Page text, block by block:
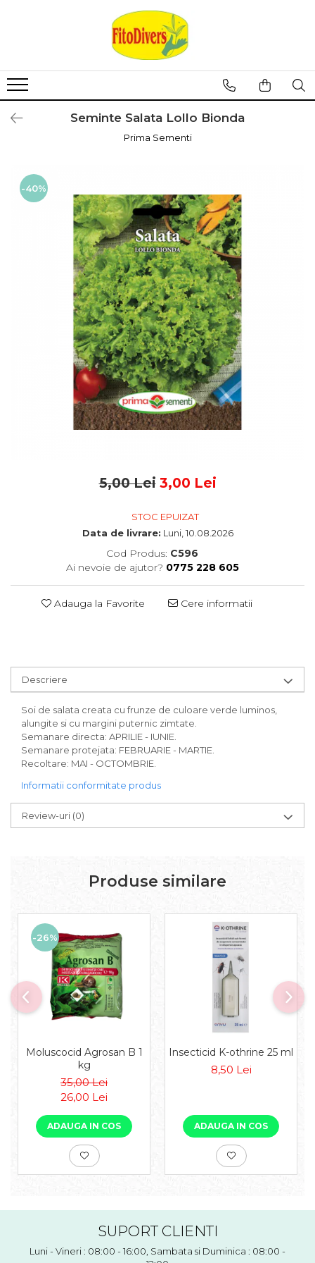
Seminte Salata Lollo Bionda
Prima Sementi
-40%
5,00 Lei 3,00 Lei
STOC EPUIZAT
Data de livrare: Luni, 10.08.2026
Cod Produs: C596
Ai nevoie de ajutor? 0775 228 605
Adauga la Favorite Cere informatii
Descriere
Soi de salata creata cu frunze de culoare verde luminos,
alungite si cu margini puternic zimtate.
Semanare directa: APRILIE - IUNIE.
Semanare protejata: FEBRUARIE - MARTIE.
Recoltare: MAI - OCTOMBRIE.
Informatii conformitate produs
Review-uri (0)
Produse similare
-26%
Moluscocid Agrosan B 1
kg
35,00 Lei
26,00 Lei
ADAUGA IN COS
Insecticid K-othrine 25 ml
8,50 Lei
ADAUGA IN COS
SUPORT CLIENTI
Luni - Vineri : 08:00 - 16:00, Sambata si Duminica : 08:00 -